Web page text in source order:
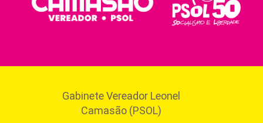
Gabinete Vereador Leonel
Camasão (PSOL)